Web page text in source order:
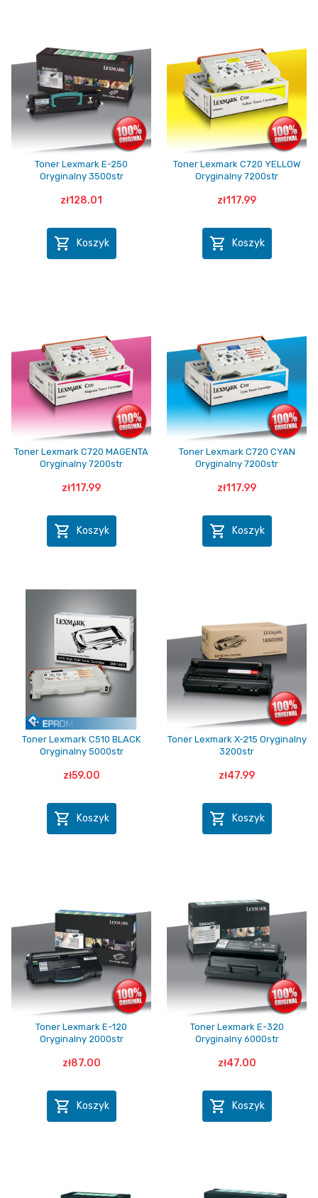
Toner Lexmark E-250
Oryginalny 3500str
zł128.01
 Koszyk
Toner Lexmark C720 YELLOW
Oryginalny 7200str
zł117.99
 Koszyk
Toner Lexmark C720 MAGENTA
Oryginalny 7200str
zł117.99
 Koszyk
Toner Lexmark C720 CYAN
Oryginalny 7200str
zł117.99
 Koszyk
Toner Lexmark C510 BLACK
Oryginalny 5000str
zł59.00
 Koszyk
Toner Lexmark X-215 Oryginalny
3200str
zł47.99
 Koszyk
Toner Lexmark E-120
Oryginalny 2000str
zł87.00
 Koszyk
Toner Lexmark E-320
Oryginalny 6000str
zł47.00
 Koszyk